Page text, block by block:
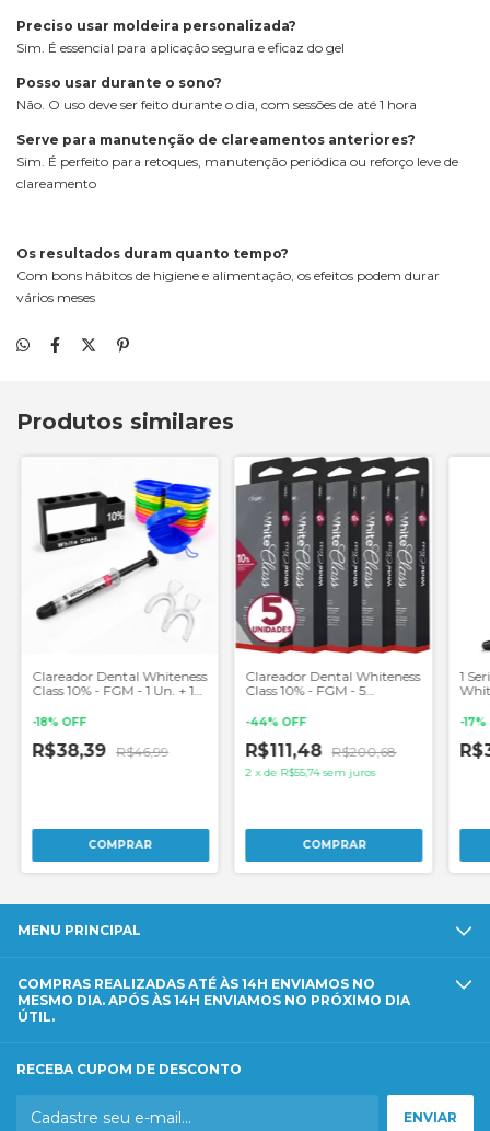
Preciso usar moldeira personalizada?
Sim. É essencial para aplicação segura e eficaz do gel
Posso usar durante o sono?
Não. O uso deve ser feito durante o dia, com sessões de até 1 hora
Serve para manutenção de clareamentos anteriores?
Sim. É perfeito para retoques, manutenção periódica ou reforço leve de
clareamento
Os resultados duram quanto tempo?
Com bons hábitos de higiene e alimentação, os efeitos podem durar
vários meses
Produtos similares
Clareador Dental Whiteness
Class 10% - FGM - 1 Un. + 1
-18% OFF
R$38,39 R$46,99
Clareador Dental Whiteness
Class 10% - FGM - 5
-44% OFF
R$111,48 R$200,68
2 xde R$55,74 sem juros
1
-17%
MENU PRINCIPAL
COMPRAS REALIZADAS ATÉ ÀS 14H ENVIAMOS NO
MESMO DIA. APÓS ÀS 14H ENVIAMOS NO PRÓXIMO DIA
ÚTIL.
RECEBA CUPOM DE DESCONTO